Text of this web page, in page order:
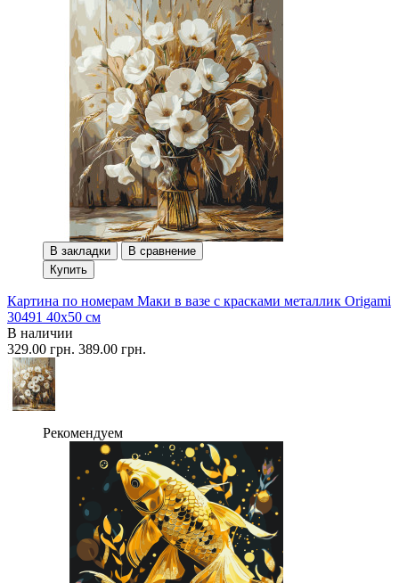
В закладки
В сравнение
Купить
Картина по номерам Маки в вазе с красками металлик Origami
30491 40x50 см
В наличии
329.00 грн. 389.00 грн.
Рекомендуем